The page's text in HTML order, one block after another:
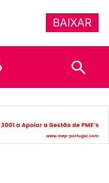
BAIXAR